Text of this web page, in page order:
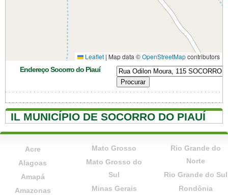
Leaflet | Map data ©OpenStreetMapcontributors
Endereço Socorro do Piauí
IL MUNICÍPIO DE SOCORRO DO PIAUÍ
Acre
Alagoas
Amapá
Amazonas
Mato Grosso
Mato Grosso do
Sul
Minas Gerais
Rio Grande do
Norte
Rio Grande do Sul
Rondônia